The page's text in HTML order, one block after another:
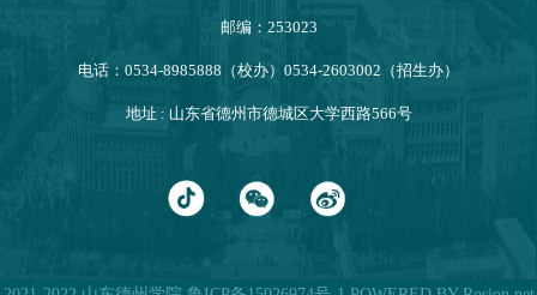
邮编：253023
电话：0534-8985888（校办）0534-2603002（招生办）
地址 : 山东省德州市德城区大学西路566号